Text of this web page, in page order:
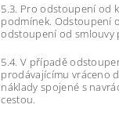
5.3. Pro odstoupení od
podmínek. Odstoupení
odstoupení od smlouvy
5.4. V případě
prodávajícímu vráceno
náklady spojené s
cestou.